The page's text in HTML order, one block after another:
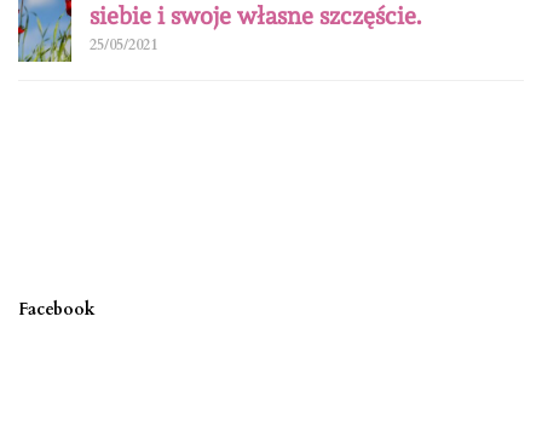
siebie i swoje własne szczęście.
25/05/2021
Facebook